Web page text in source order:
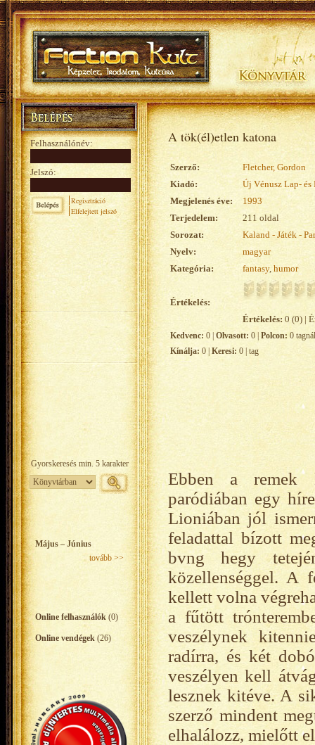
Felhasználónév:
Jelszó:
Regisztráció
Elfelejtett jelszó
Május – Június
tovább >>
Online felhasználók (0)
Online vendégek (26)
A tök(él)etlen katona
Szerző:
Fletcher, Gordon
Kiadó:
Új Vénusz Lap-
Megjelenés éve:
1993
Terjedelem:
211 oldal
Sorozat:
Kaland - Játék -
Nyelv:
magyar
Kategória:
fantasy, humor
Értékelés:
Értékelés: 0 (0) |
Kedvenc: 0 | Olvasott: 0 | Polcon: 0 tagnál
Kínálja: 0 | Keresi: 0 | tag
Ebben a remek
paródiában egy
Lioniában jól
feladattal bízott
bvng hegy
közellenséggel. A
kellett volna
a fűtött
veszélynek
radírra, és két
veszélyen kell
lesznek kitéve. A
szerző mindent
elhalálozz, mielőtt